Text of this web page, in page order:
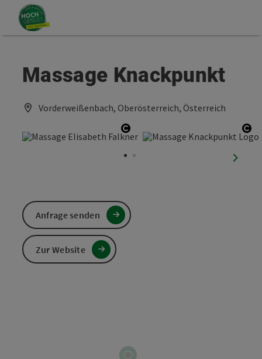
Zum Inhalt
Zum Seitenanfang
Massage Knackpunkt
Vorderweißenbach, Oberösterreich, Österreich
Copyright öffnen
Anfrage senden
Zur Website